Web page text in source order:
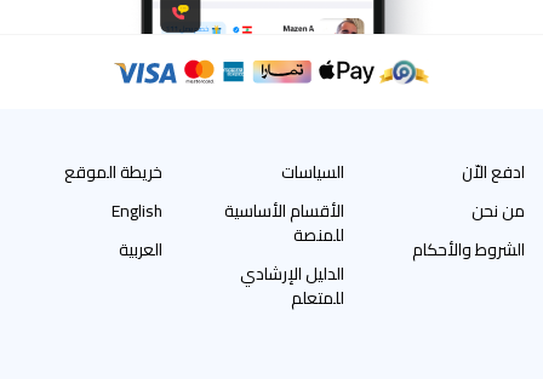
ادفع الاّن
من نحن
الشروط والأحكام
السياسات
الأقسام الأساسية
للمنصة
الدليل الإرشادي
للمتعلم
خريطة الموقع
English
العربية